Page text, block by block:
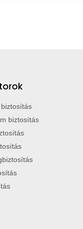
biztosítás